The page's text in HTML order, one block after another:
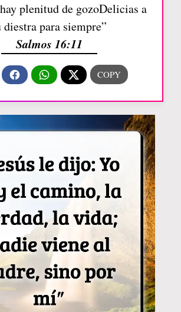
plenitud de gozoDelicias a
diestra para siempre”
Salmos 16:11